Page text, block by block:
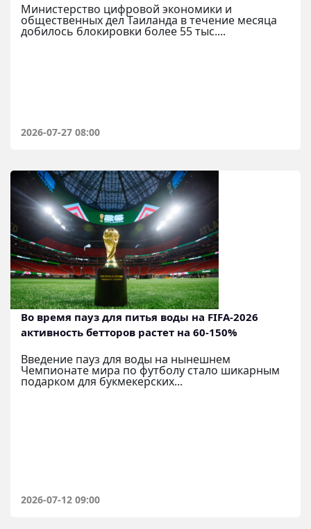
Министерство цифровой экономики и
общественных дел Таиланда в течение месяца
добилось блокировки более 55 тыс....
2026-07-27 08:00
Во время пауз для питья воды на FIFA-2026
активность бетторов растет на 60-150%
Введение пауз для воды на нынешнем
Чемпионате мира по футболу стало шикарным
подарком для букмекерских...
2026-07-12 09:00